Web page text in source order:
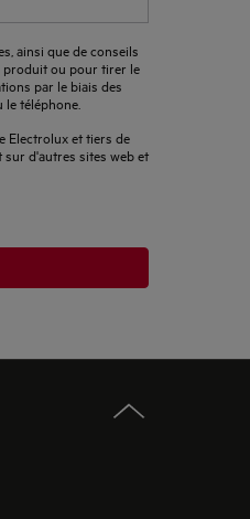
ainsi que de conseils
produit ou pour tirer le
par le biais des
téléphone.
Electrolux et tiers de
d'autres sites web et